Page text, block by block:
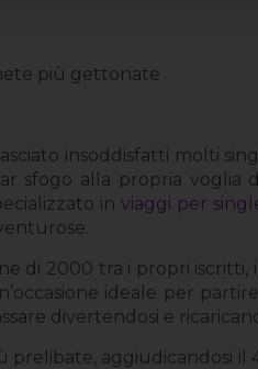
più gettonate
insoddisfatti molti
sfogo alla propria
in viaggi per
di 2000 tra i propri
ideale per
divertendosi e
aggiudicandosi il